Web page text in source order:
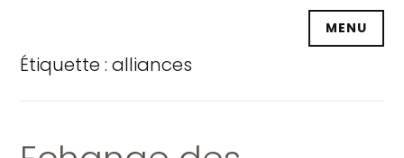
principal
MENU
Étiquette :alliances